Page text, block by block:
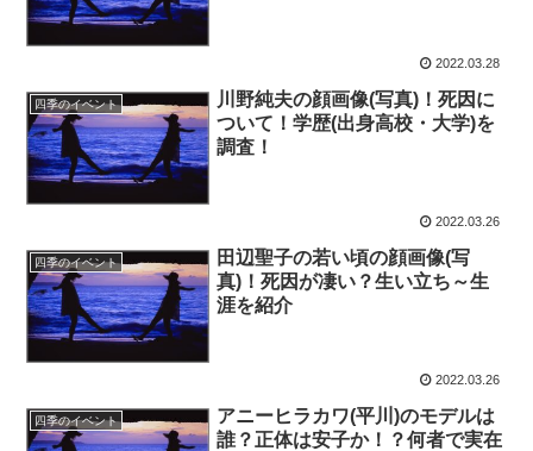
2022.03.28
四季のイベント
川野純夫の顔画像(写真)！死因に
ついて！学歴(出身高校・大学)を
調査！
2022.03.26
四季のイベント
田辺聖子の若い頃の顔画像(写
真)！死因が凄い？生い立ち～生
涯を紹介
2022.03.26
四季のイベント
アニーヒラカワ(平川)のモデルは
誰？正体は安子か！？何者で実在